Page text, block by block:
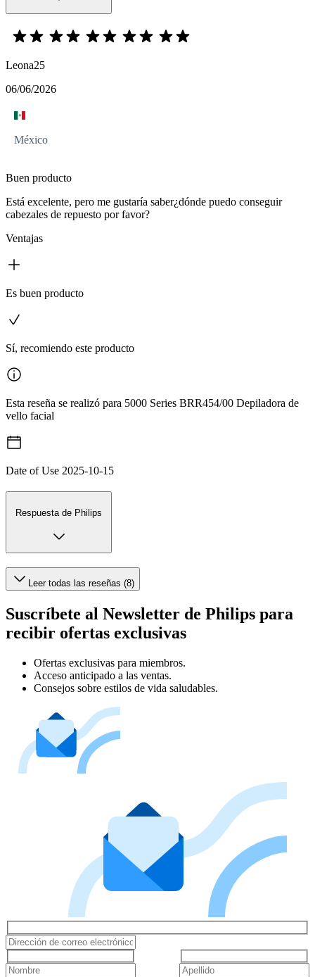
Leona25
06/06/2026
México
Buen producto
Está excelente, pero me gustaría saber¿dónde puedo conseguir
cabezales de repuesto por favor?
Ventajas
Es buen producto
Sí, recomiendo este producto
Esta reseña se realizó para 5000 Series BRR454/00 Depiladora de
vello facial
Date of Use 2025-10-15
Respuesta de Philips
Leer todas las reseñas (8)
Suscríbete al Newsletter de Philips para
recibir ofertas exclusivas
Ofertas exclusivas para miembros.
Acceso anticipado a las ventas.
Consejos sobre estilos de vida saludables.